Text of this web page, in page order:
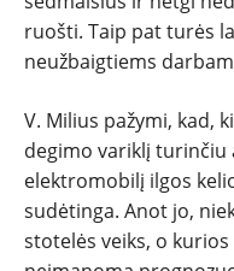
ruošti. Taip pat turės
neužbaigtiems
V. Milius pažymi, kad,
degimo variklį
elektromobilį ilgos
sudėtinga. Anot jo,
stotelės veiks, o